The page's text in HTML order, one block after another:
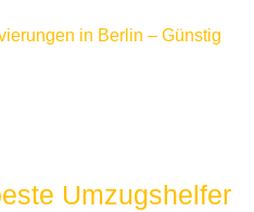
in Berlin – Günstig
Umzugshelfer